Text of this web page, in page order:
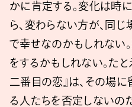
かに肯定する。変化は時
ら、変わらない方が、同
で幸せなのかもしれない
をするかもしれない。たと
二番目の恋』は、その場
る人たちを否定しないのだ